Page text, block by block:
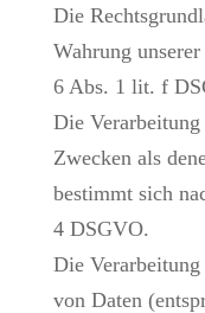
Die
Wahrung
6 Abs. 1 lit. f
Die
Zwecken als
bestimmt sich
4 DSGVO.
Die
von Daten